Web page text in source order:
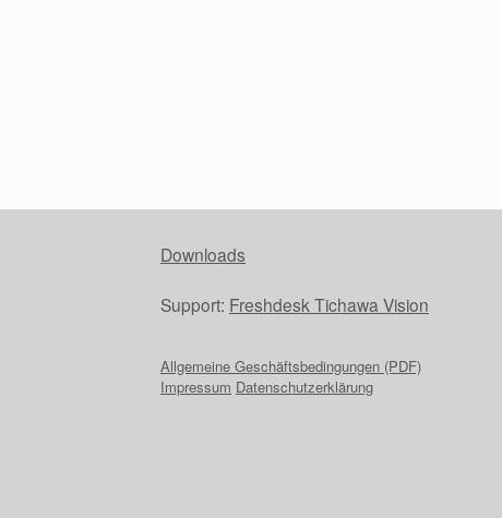
Downloads
Support: Freshdesk Tichawa Vision
Allgemeine Geschäftsbedingungen (PDF)
Impressum Datenschutzerklärung